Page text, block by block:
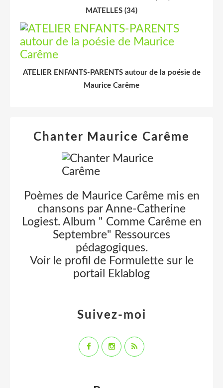
MATELLES (34)
ATELIER ENFANTS-PARENTS autour de la poésie de
Maurice Carême
Chanter Maurice Carême
Poèmes de Maurice Carême mis en
chansons par Anne-Catherine
Logiest. Album " Comme Carême en
Septembre" Ressources
pédagogiques.
Voir le profil de Formulettesur le
portail Eklablog
Suivez-moi